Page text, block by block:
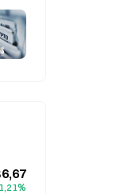
1,21%